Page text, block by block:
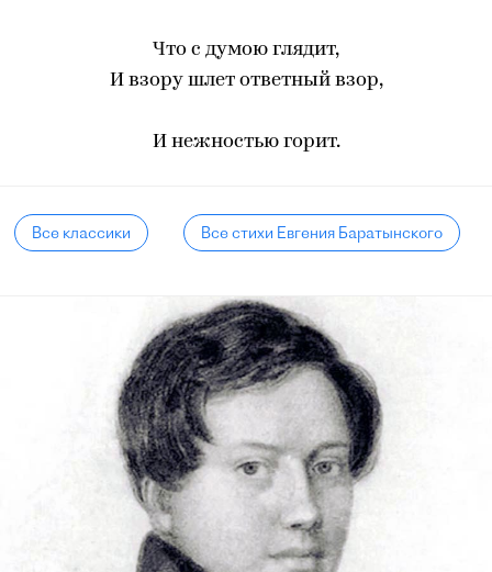
Что с думою глядит,
И взору шлет ответный взор,
И нежностью горит.
Все классики Все стихи Евгения Баратынского